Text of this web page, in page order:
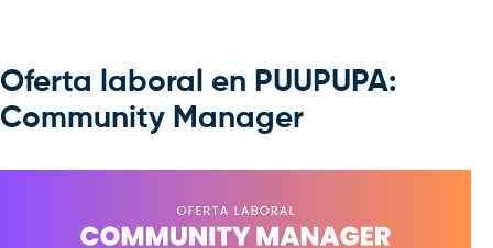
Oferta laboral en PUUPUPA:
Community Manager